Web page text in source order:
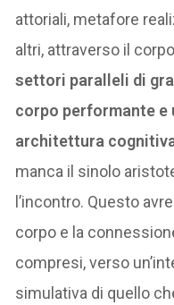
attoriali, metafore
altri, attraverso il
settori paralleli di
corpo performante e
architettura
manca il sinolo
l’incontro. Questo
corpo e la
compresi, verso
simulativa di quello